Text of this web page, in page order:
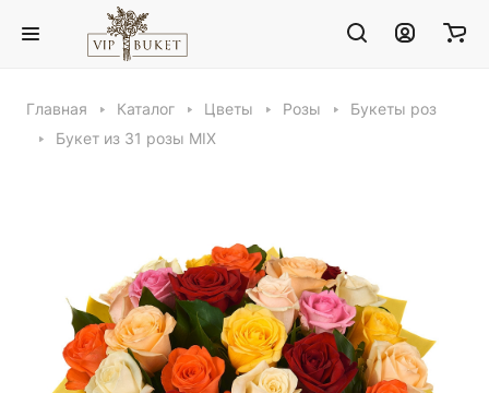
Главная Каталог Цветы Розы
Букеты роз
Букет из 31 розы MIX